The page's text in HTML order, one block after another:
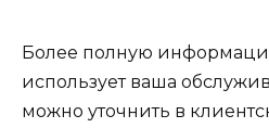
Более полную
использует ваша
можно уточнить в